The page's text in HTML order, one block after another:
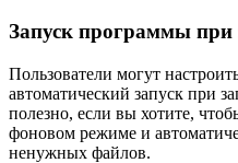
Запуск программы при
Пользователи могут
автоматический запуск при
полезно, если вы хотите,
фоновом режиме и
ненужных файлов.